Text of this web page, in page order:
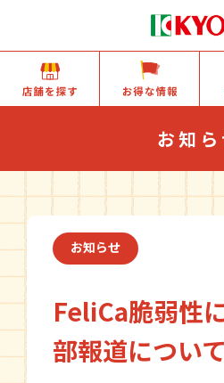
店舗を探す お
お知ら
お知らせ
FeliCa脆弱性
部報道について